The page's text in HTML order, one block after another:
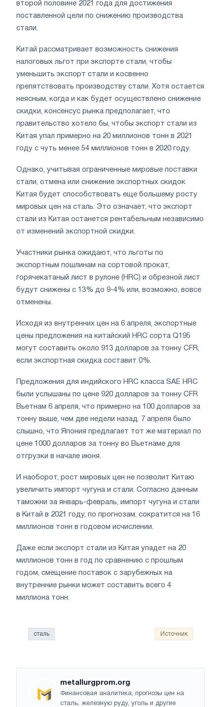
второй половине 2021 года для достижения
поставленной цели по снижению производства
стали.
Китай рассматривает возможность снижения
налоговых льгот при экспорте стали, чтобы
уменьшить экспорт стали и косвенно
препятствовать производству стали. Хотя остается
неясным, когда и как будет осуществлено снижение
скидки, консенсус рынка предполагает, что
правительство хотело бы, чтобы экспорт стали из
Китая упал примерно на 20 миллионов тонн в 2021
году с чуть менее 54 миллионов тонн в 2020 году.
Однако, учитывая ограниченные мировые поставки
стали, отмена или снижение экспортных скидок
Китая будет способствовать еще большему росту
мировых цен на сталь. Это означает, что экспорт
стали из Китая останется рентабельным независимо
от изменений экспортной скидки.
Участники рынка ожидают, что льготы по
экспортным пошлинам на сортовой прокат,
горячекатаный лист в рулоне (HRC) и обрезной лист
будут снижены с 13% до 9-4% или, возможно, вовсе
отменены.
Исходя из внутренних цен на 6 апреля, экспортные
цены предложения на китайский HRC сорта Q195
могут составить около 913 долларов за тонну CFR,
если экспортная скидка составит 0%.
Предложения для индийского HRC класса SAE HRC
были услышаны по цене 920 долларов за тонну CFR
Вьетнам 6 апреля, что примерно на 100 долларов за
тонну выше, чем две недели назад. 7 апреля было
слышно, что Япония предлагает тот же материал по
цене 1000 долларов за тонну во Вьетнаме для
отгрузки в начале июня.
И наоборот, рост мировых цен не позволит Китаю
увеличить импорт чугуна и стали. Согласно данным
таможни за январь-февраль, импорт чугуна и стали
в Китай в 2021 году, по прогнозам, сократится на 16
миллионов тонн в годовом исчислении.
Даже если экспорт стали из Китая упадет на 20
миллионов тонн в год по сравнению с прошлым
годом, смещение поставок с зарубежных на
внутренние рынки может составить всего 4
миллиона тонн.
сталь Источник
metallurgprom.org
Финансовая аналитика, прогнозы цен на
сталь, железную руду, уголь и другие